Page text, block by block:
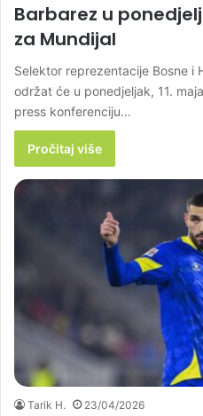
Barbarez u
za Mundijal
Selektor reprezentacije Bosne i
održat će u ponedjeljak, 11.
press konferenciju…
Pročitaj više
Tarik H. 23/04/2026